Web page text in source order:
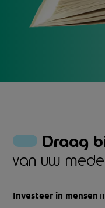
Draag
van uw
Investeer in mensen